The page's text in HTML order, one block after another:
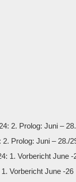
Prolog: Juni – 28./
Vorbericht June -26